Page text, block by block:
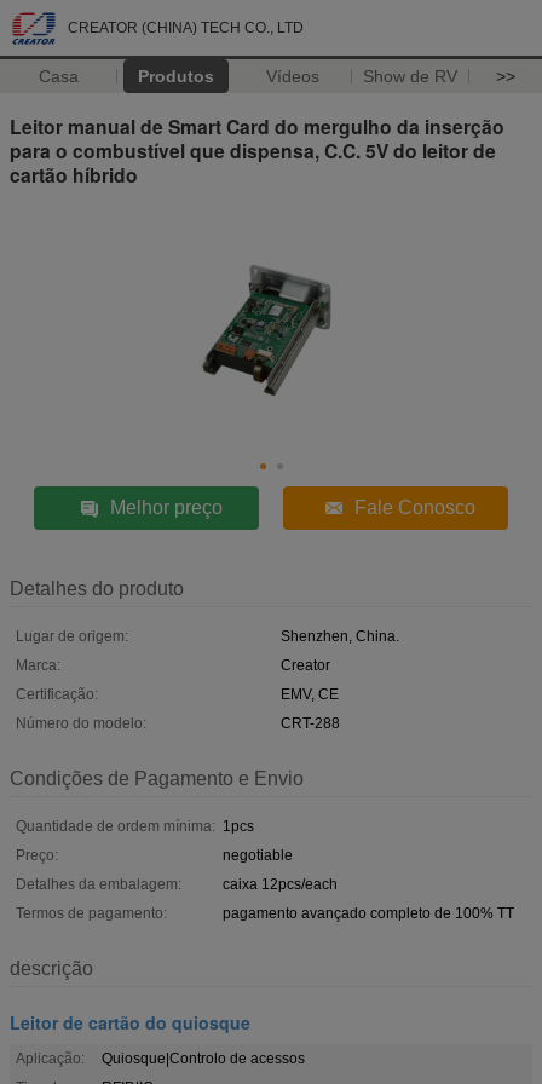
CREATOR (CHINA) TECH CO., LTD
Casa Produtos Vídeos Show de RV >>
Leitor manual de Smart Card do mergulho da inserção
para o combustível que dispensa, C.C. 5V do leitor de
cartão híbrido
Melhor preço Fale Conosco
Detalhes do produto
Lugar de origem:
Shenzhen, China.
Marca:
Creator
Certificação:
EMV, CE
Número do modelo:
CRT-288
Condições de Pagamento e Envio
Quantidade de ordem mínima: 1pcs
Preço:
negotiable
Detalhes da embalagem:
caixa 12pcs/each
Termos de pagamento:
pagamento avançado completo de 100% TT
descrição
Leitor de cartão do quiosque
Aplicação:
Quiosque|Controlo de acessos